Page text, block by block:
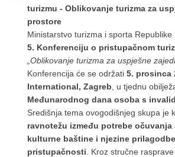
turizmu - Oblikovanje turizma za
prostore
Ministarstvo turizma i sporta
5. Konferenciju o pristupačnom
„Oblikovanje turizma za uspješne
Konferencija će se održati5. prosinca
International, Zagreb , u tjednu
Međunarodnog dana osoba s
Središnja tema ovogodišnjeg skupa je
ravnotežu između potrebe
kulturne baštine i njezine
pristupačnosti . Kroz stručne